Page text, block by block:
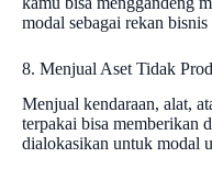
modal sebagai rekan
8. Menjual Aset Tidak
Menjual kendaraan, alat,
terpakai bisa memberikan
dialokasikan untuk modal